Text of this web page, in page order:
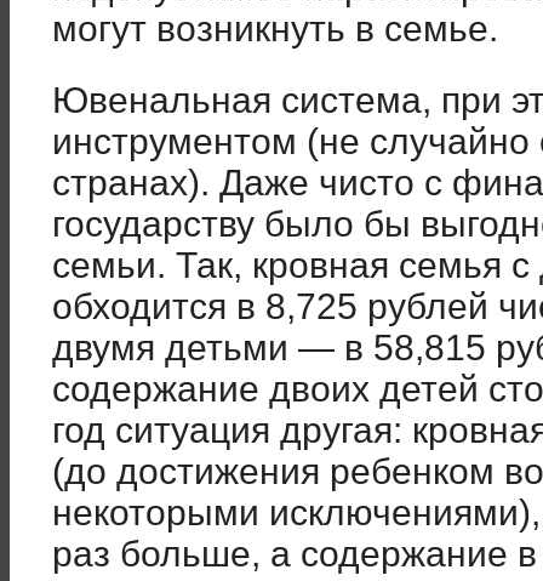
могут возникнуть в семье.
Ювенальная система, при
инструментом (не случайно
странах). Даже чисто с
государству было бы
семьи. Так, кровная семья
обходится в 8,725 рублей
двумя детьми — в 58,815
содержание двоих детей
год ситуация другая:
(до достижения ребенком
некоторыми
раз больше, а содержание